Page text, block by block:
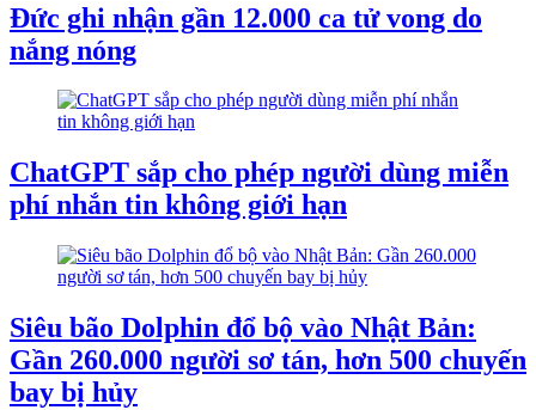
Đức ghi nhận gần 12.000 ca tử vong do
nắng nóng
ChatGPT sắp cho phép người dùng miễn
phí nhắn tin không giới hạn
Siêu bão Dolphin đổ bộ vào Nhật Bản:
Gần 260.000 người sơ tán, hơn 500 chuyến
bay bị hủy